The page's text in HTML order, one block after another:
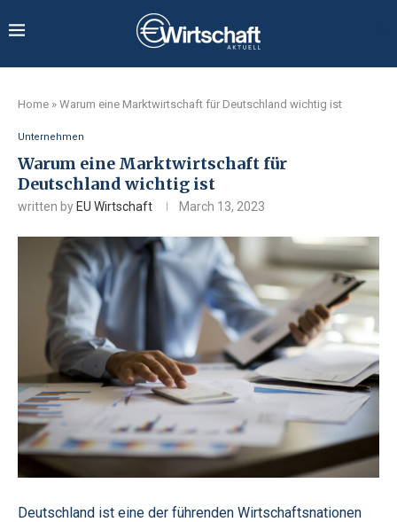
Home » Warum eine Marktwirtschaft für Deutschland wichtig ist
Unternehmen
Warum eine Marktwirtschaft für
Deutschland wichtig ist
written by EU Wirtschaft March 13, 2023
Deutschland ist eine der führenden Wirtschaftsnationen